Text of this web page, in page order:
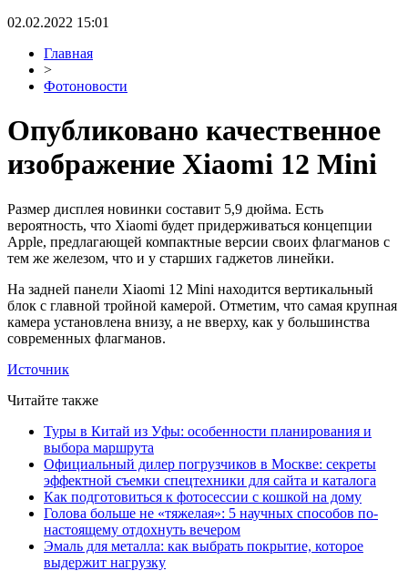
02.02.2022 15:01
Главная
>
Фотоновости
Опубликовано качественное
изображение Xiaomi 12 Mini
Размер дисплея новинки составит 5,9 дюйма. Есть
вероятность, что Xiaomi будет придерживаться концепции
Apple, предлагающей компактные версии своих флагманов с
тем же железом, что и у старших гаджетов линейки.
На задней панели Xiaomi 12 Mini находится вертикальный
блок с главной тройной камерой. Отметим, что самая крупная
камера установлена внизу, а не вверху, как у большинства
современных флагманов.
Источник
Читайте также
Туры в Китай из Уфы: особенности планирования и
выбора маршрута
Официальный дилер погрузчиков в Москве: секреты
эффектной съемки спецтехники для сайта и каталога
Как подготовиться к фотосессии с кошкой на дому
Голова больше не «тяжелая»: 5 научных способов по-
настоящему отдохнуть вечером
Эмаль для металла: как выбрать покрытие, которое
выдержит нагрузку